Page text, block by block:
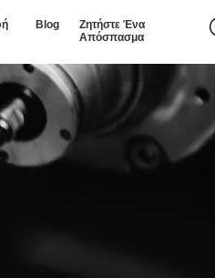
Blog
Ζητήστε Ένα
Απόσπασμα